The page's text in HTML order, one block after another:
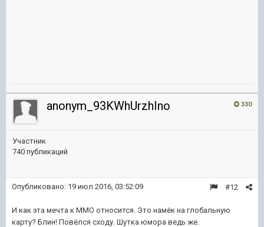
330
anonym_93KWhUrzhIno
Участник
740 публикаций
#12
Опубликовано: 19 июл 2016, 03:52:09
И как эта мечта к ММО относится. Это намёк на глобальную
карту? Блин! Повёлся сходу. Шутка юмора ведь же.